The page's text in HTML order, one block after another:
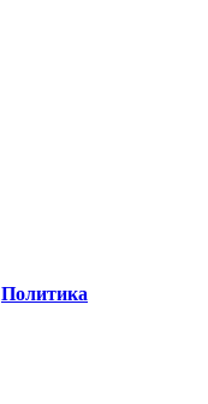
Политика